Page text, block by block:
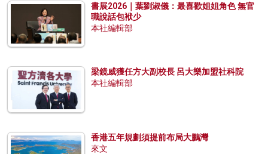
書展2026｜葉劉淑儀：最喜歡姐姐角色 無官
職說話包袱少
本社編輯部
梁鏡威獲任方大副校長 呂大樂加盟社科院
本社編輯部
香港五年規劃須提前布局大鵬灣
來文